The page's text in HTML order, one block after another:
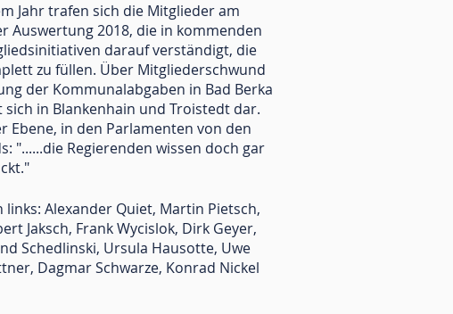
Jahr trafen sich die Mitglieder am
Auswertung 2018, die in kommenden
darauf verständigt, die
zu füllen. Über Mitgliederschwund
der Kommunalabgaben in Bad Berka
in Blankenhain und Troistedt dar.
Ebene, in den Parlamenten von den
"......die Regierenden wissen doch gar
links: Alexander Quiet, Martin Pietsch,
Jaksch, Frank Wycislok, Dirk Geyer,
Schedlinski, Ursula Hausotte, Uwe
Dagmar Schwarze, Konrad Nickel